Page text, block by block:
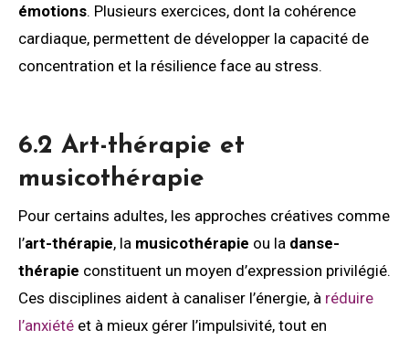
émotions. Plusieurs exercices, dont la cohérence
cardiaque, permettent de développer la capacité de
concentration et la résilience face au stress.
6.2 Art-thérapie et
musicothérapie
Pour certains adultes, les approches créatives comme
l’art-thérapie, la musicothérapie ou la danse-
thérapie constituent un moyen d’expression privilégié.
Ces disciplines aident à canaliser l’énergie, à réduire
l’anxiétéet à mieux gérer l’impulsivité, tout en